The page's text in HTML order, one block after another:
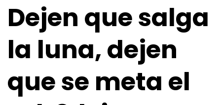
Dejen que salga
la luna, dejen
que se meta el